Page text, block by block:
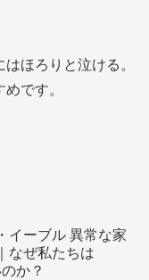
ほろりと泣ける。
です。
イーブル 異常な家
なぜ私たちは
か？